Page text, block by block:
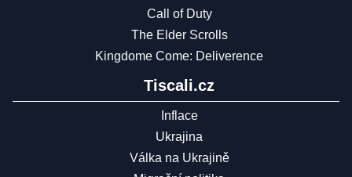
Call of Duty
The Elder Scrolls
Kingdome Come: Deliverence
Tiscali.cz
Inflace
Ukrajina
Válka na Ukrajině